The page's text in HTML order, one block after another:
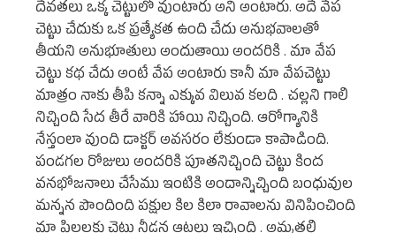
దేవతలు ఒక్క చెట్టులో వుంటారు అని అంటారు. అదే వేప
చెట్టు చేదుకు ఒక ప్రత్యేకత ఉంది చేదు అనుభవాలతో
తీయని అనుభూతులు అందుతాయి అందరికి . మా వేప
చెట్టు కథ చేదు అంటే వేప అంటారు కానీ మా వేపచెట్టు
మాత్రం నాకు తీపి కన్నా ఎక్కువ విలువ కలది . చల్లని గాలి
నిచ్చింది సేద తీరే వారికి హాయి నిచ్చింది. ఆరోగ్యానికి
నేస్తంలా వుంది డాక్టర్ అవసరం లేకుండా కాపాడింది.
పండగల రోజులు అందరికి పూతనిచ్చింది చెట్టు కింద
వనభోజనాలు చేసేము ఇంటికి అందాన్నిచ్చింది బంధువుల
మన్నన పొందింది పక్షుల కిల కిలా రావాలను వినిపించింది